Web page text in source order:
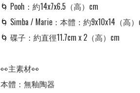
🌀 Pooh：約14x7x6.5（高）cm
🌀 Simba / Marie：本體：約9x10x14（高）
🌀 碟子：約直徑11.7cm x 2（高）cm
👀主素材👀
本體：無釉陶器